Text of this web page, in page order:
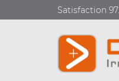
Satisfaction